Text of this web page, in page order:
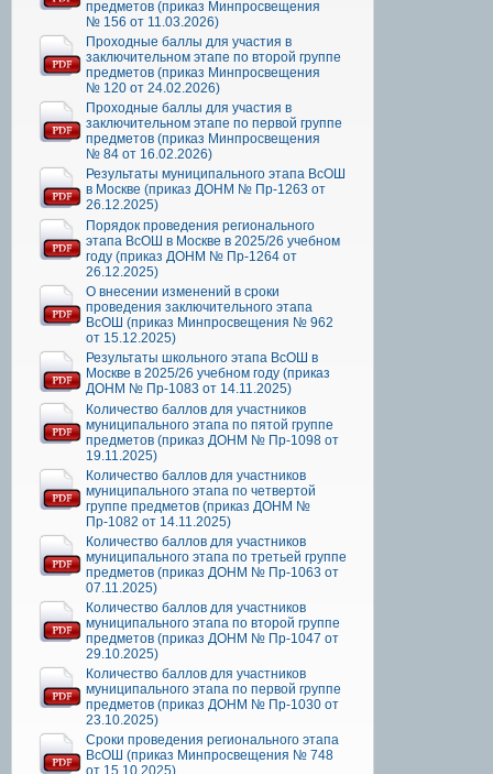
предметов (приказ Минпросвещения
№ 156 от 11.03.2026)
Проходные баллы для участия в
заключительном этапе по второй группе
предметов (приказ Минпросвещения
№ 120 от 24.02.2026)
Проходные баллы для участия в
заключительном этапе по первой группе
предметов (приказ Минпросвещения
№ 84 от 16.02.2026)
Результаты муниципального этапа ВсОШ
в Москве (приказ ДОНМ № Пр-1263 от
26.12.2025)
Порядок проведения регионального
этапа ВсОШ в Москве в 2025/26 учебном
году (приказ ДОНМ № Пр-1264 от
26.12.2025)
О внесении изменений в сроки
проведения заключительного этапа
ВсОШ (приказ Минпросвещения № 962
от 15.12.2025)
Результаты школьного этапа ВсОШ в
Москве в 2025/26 учебном году (приказ
ДОНМ № Пр-1083 от 14.11.2025)
Количество баллов для участников
муниципального этапа по пятой группе
предметов (приказ ДОНМ № Пр-1098 от
19.11.2025)
Количество баллов для участников
муниципального этапа по четвертой
группе предметов (приказ ДОНМ №
Пр-1082 от 14.11.2025)
Количество баллов для участников
муниципального этапа по третьей группе
предметов (приказ ДОНМ № Пр-1063 от
07.11.2025)
Количество баллов для участников
муниципального этапа по второй группе
предметов (приказ ДОНМ № Пр-1047 от
29.10.2025)
Количество баллов для участников
муниципального этапа по первой группе
предметов (приказ ДОНМ № Пр-1030 от
23.10.2025)
Сроки проведения регионального этапа
ВсОШ (приказ Минпросвещения № 748
от 15.10.2025)